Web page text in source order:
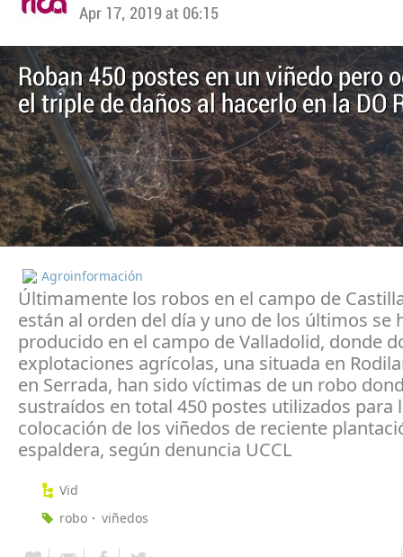
Apr 17, 2019 at 06:15
Roban 450 postes en un viñedo pero
el triple de daños al hacerlo en la DO
Agroinformación
Últimamente los robos en el campo de
están al orden del día y uno de los últimos se
producido en el campo de Valladolid, donde
explotaciones agrícolas, una situada en
en Serrada, han sido víctimas de un robo
sustraídos en total 450 postes utilizados para
colocación de los viñedos de reciente
espaldera, según denuncia UCCL
Vid
robo
viñedos